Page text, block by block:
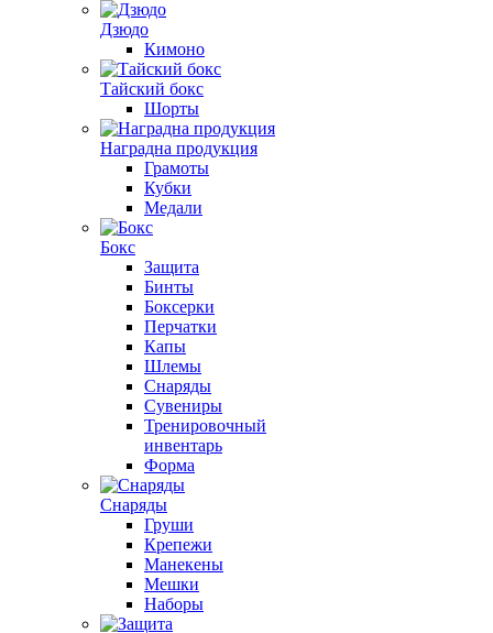
Дзюдо
Кимоно
Тайский бокс
Шорты
Наградна продукция
Грамоты
Кубки
Медали
Бокс
Защита
Бинты
Боксерки
Перчатки
Капы
Шлемы
Снаряды
Сувениры
Тренировочный
инвентарь
Форма
Снаряды
Груши
Крепежи
Манекены
Мешки
Наборы